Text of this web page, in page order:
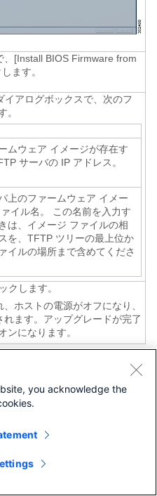
、[Install BIOS Firmware from
ます。
イアログボックスで、次のフ
。
ムウェア イメージが存在す
サーバの IP アドレス。
上のファームウェア イメー
イル名。 この名前を入力す
は、イメージ ファイルの相
を、TFTP ツリーの最上位か
イルの場所まで含めてくださ
クします。
ホストの電源がオフになり、
ます。アップグレードが完了
ンになります。
メニューへのア
続されたコンソールを介する
you acknowledge the